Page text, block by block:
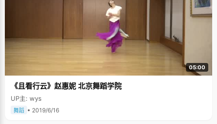
05:00
《且看行云》赵惠妮 北京舞蹈学院
UP主: wys
舞蹈 • 2019/6/16